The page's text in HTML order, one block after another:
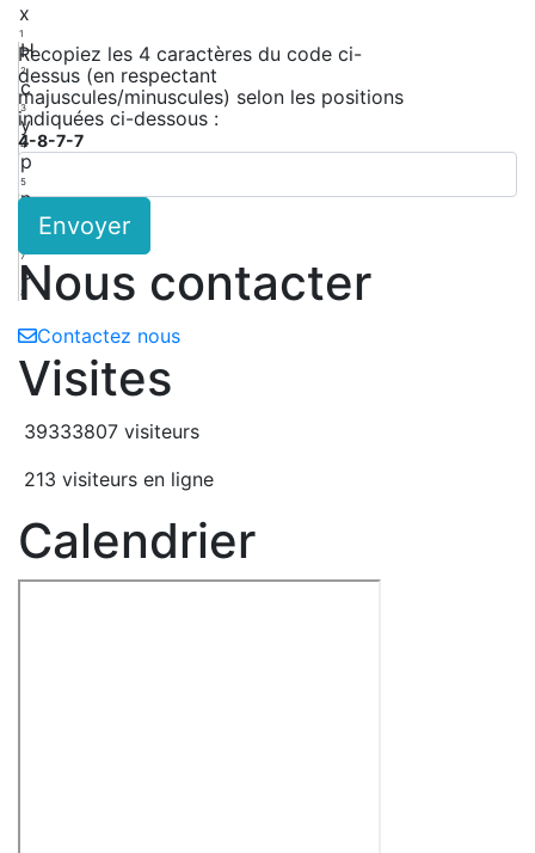
x
1
H
2
c
3
y
4
p
5
n
7
b
8
Recopiez les 4 caractères du code ci-
dessus (en respectant
majuscules/minuscules) selon les positions
indiquées ci-dessous :
4-8-7-7
Envoyer
Nous contacter
Contactez nous
Visites
39333807 visiteurs
213 visiteurs en ligne
Calendrier